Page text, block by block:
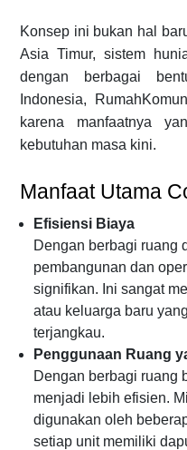
Konsep ini bukan hal
Asia Timur, sistem
dengan berbagai
Indonesia,
karena manfaatnya
kebutuhan masa kini.
Manfaat Utama
Efisiensi Biaya
Dengan berbagi ruang
pembangunan dan
signifikan. Ini sangat
atau keluarga baru
terjangkau.
Penggunaan Ruang
Dengan berbagi ruang
menjadi lebih efisien.
digunakan oleh
setiap unit memiliki